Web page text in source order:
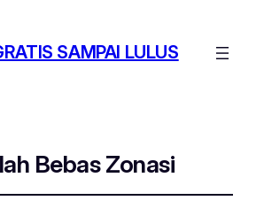
SAMPAI LULUS
Bebas Zonasi